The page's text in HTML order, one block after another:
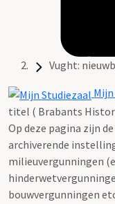
Vught:
titel ( Brabants
Op deze pagina zijn
archiverende
milieuvergunningen
bouwvergunningen